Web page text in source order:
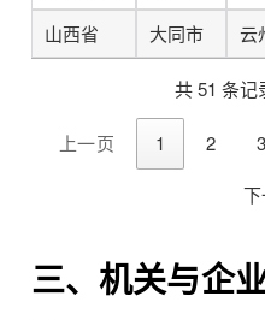
山西省 大同市 云
共 51 条记
上一页 1 2 3
三、机关与企